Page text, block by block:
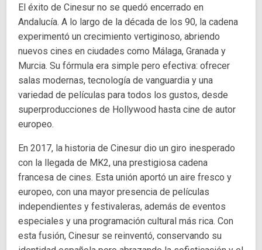
El éxito de Cinesur no se quedó encerrado en
Andalucía. A lo largo de la década de los 90, la cadena
experimentó un crecimiento vertiginoso, abriendo
nuevos cines en ciudades como Málaga, Granada y
Murcia. Su fórmula era simple pero efectiva: ofrecer
salas modernas, tecnología de vanguardia y una
variedad de películas para todos los gustos, desde
superproducciones de Hollywood hasta cine de autor
europeo.
En 2017, la historia de Cinesur dio un giro inesperado
con la llegada de MK2, una prestigiosa cadena
francesa de cines. Esta unión aportó un aire fresco y
europeo, con una mayor presencia de películas
independientes y festivaleras, además de eventos
especiales y una programación cultural más rica. Con
esta fusión, Cinesur se reinventó, conservando su